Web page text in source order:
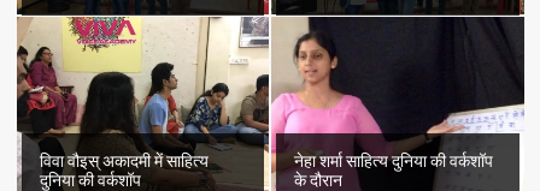
विवा वौइस् अकादमी में साहित्य
दुनिया की वर्कशॉप
नेहा शर्मा साहित्य दुनिया की वर्कशॉप
के दौरान